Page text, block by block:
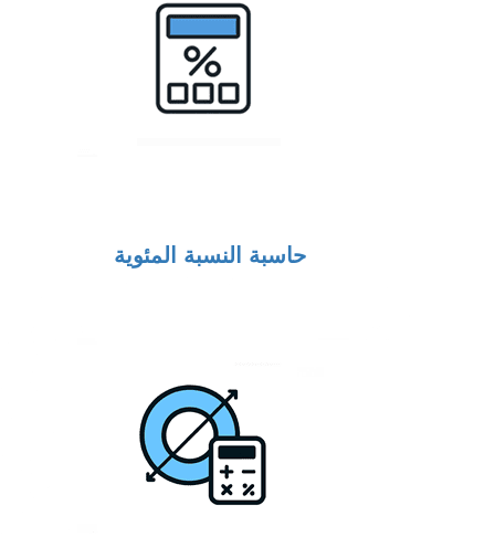
حاسبة النسبة المئوية